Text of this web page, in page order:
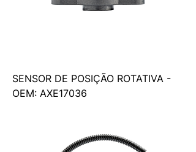
SENSOR DE POSIÇÃO ROTATIVA -
OEM: AXE17036